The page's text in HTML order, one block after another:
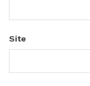
Site